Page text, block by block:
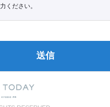
ください。
送信